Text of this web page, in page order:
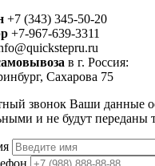
+7 (343) 345-50-20
+7-967-639-3311
в г. Россия:
Сахарова 75
звонок Ваши данные
и не будут переданы